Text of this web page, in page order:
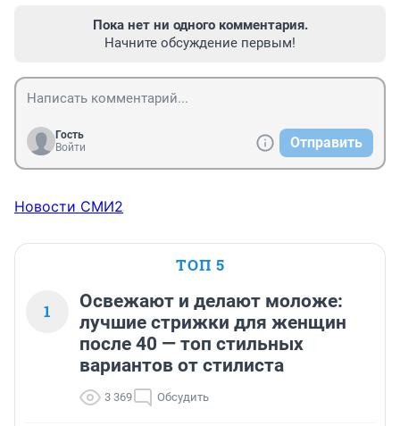
Пока нет ни одного комментария.
Начните обсуждение первым!
Гость
Войти
Отправить
Новости СМИ2
ТОП 5
1
Освежают и делают моложе:
лучшие стрижки для женщин
после 40 — топ стильных
вариантов от стилиста
3 369 Обсудить